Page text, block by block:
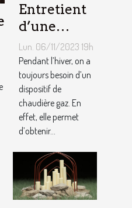
Entretient
d’une
chaudière
gaz :
Comment
ça marche ?
Lun. 06/11/2023 19h
Pendant l’hiver, on a
toujours besoin d’un
dispositif de
chaudière gaz. En
effet, elle permet
d’obtenir...